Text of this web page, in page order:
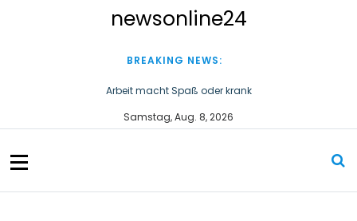
o
n
newsonline24
BREAKING NEWS:
Arbeit macht Spaß oder krank
Wirtschaftsstaatssekretär Thomas Dörflinger besucht
Handwerksbetrieb im Kammerbezirk Freiburg
Samstag, Aug. 8, 2026